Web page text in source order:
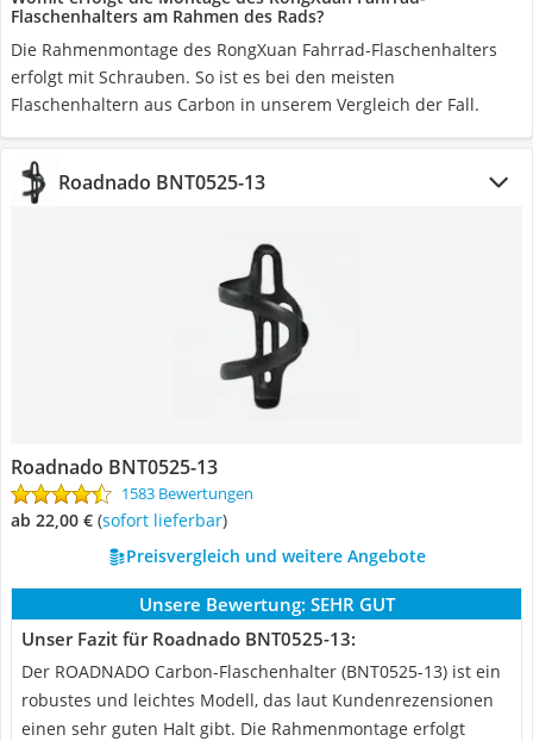
Flaschenhalters am Rahmen des Rads?
Die Rahmenmontage des RongXuan Fahrrad-Flaschenhalters
erfolgt mit Schrauben. So ist es bei den meisten
Flaschenhaltern aus Carbon in unserem Vergleich der Fall.
Roadnado BNT0525-13
Roadnado BNT0525-13
1583 Bewertungen
ab 22,00 € ( Sofort lieferbar)
Preisvergleich und weitere Angebote
Unsere Bewertung: SEHR GUT
Unser Fazit für Roadnado BNT0525-13:
Der ROADNADO Carbon-Flaschenhalter (BNT0525-13) ist ein
robustes und leichtes Modell, das laut Kundenrezensionen
einen sehr guten Halt gibt. Die Rahmenmontage erfolgt